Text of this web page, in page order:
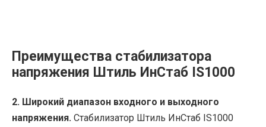
Преимущества стабилизатора
напряжения Штиль ИнСтаб IS1000
2. Широкий диапазон входного и выходного
напряжения. Стабилизатор Штиль ИнСтаб IS1000